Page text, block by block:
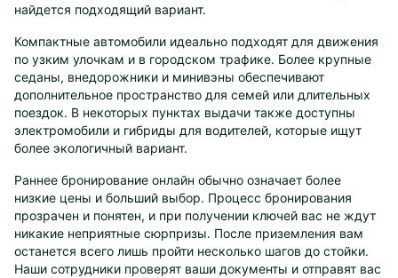
найдется подходящий вариант.
Компактные автомобили идеально подходят для движения
по узким улочкам и в городском трафике. Более крупные
седаны, внедорожники и минивэны обеспечивают
дополнительное пространство для семей или длительных
поездок. В некоторых пунктах выдачи также доступны
электромобили и гибриды для водителей, которые ищут
более экологичный вариант.
Раннее бронирование онлайн обычно означает более
низкие цены и больший выбор. Процесс бронирования
прозрачен и понятен, и при получении ключей вас не ждут
никакие неприятные сюрпризы. После приземления вам
останется всего лишь пройти несколько шагов до стойки.
Наши сотрудники проверят ваши документы и отправят вас